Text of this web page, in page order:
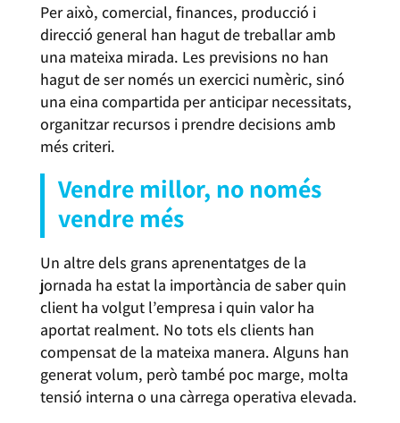
Per això, comercial, finances, producció i
direcció general han hagut de treballar amb
una mateixa mirada. Les previsions no han
hagut de ser només un exercici numèric, sinó
una eina compartida per anticipar necessitats,
organitzar recursos i prendre decisions amb
més criteri.
Vendre millor, no només
vendre més
Un altre dels grans aprenentatges de la
jornada ha estat la importància de saber quin
client ha volgut l’empresa i quin valor ha
aportat realment. No tots els clients han
compensat de la mateixa manera. Alguns han
generat volum, però també poc marge, molta
tensió interna o una càrrega operativa elevada.